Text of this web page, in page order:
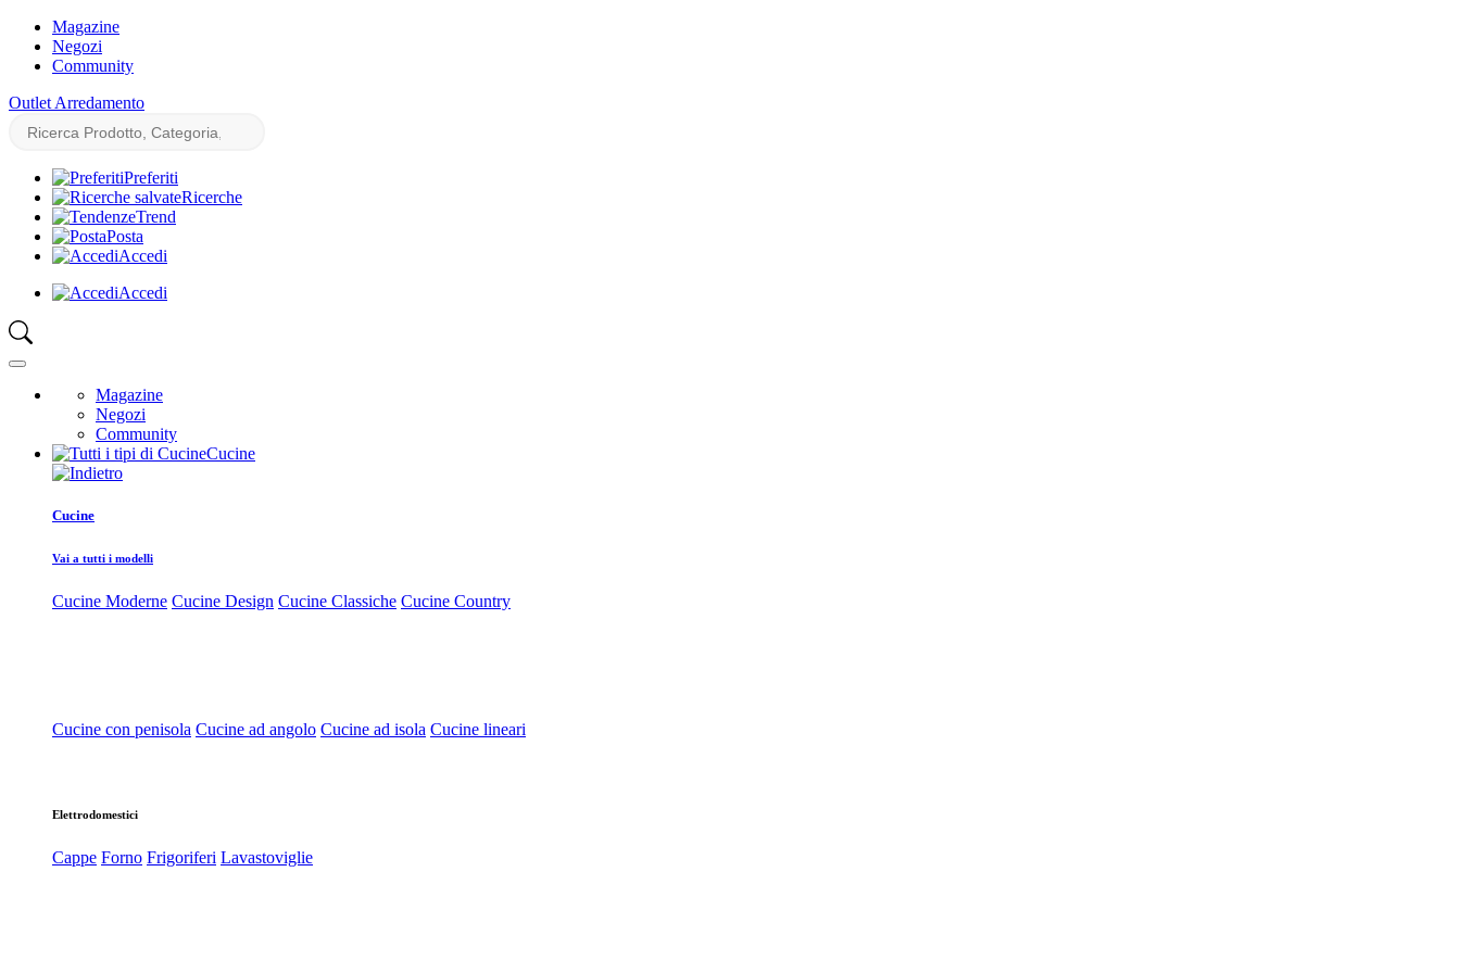
Magazine
Negozi
Community
Outlet Arredamento
Preferiti
Ricerche
Trend
Posta
Accedi
Accedi
Magazine
Negozi
Community
Cucine
Cucine
Vai a tutti i modelli
Cucine Moderne Cucine Design Cucine Classiche Cucine Country
Cucine con penisola Cucine ad angolo Cucine ad isola Cucine lineari
Elettrodomestici
Cappe Forno Frigoriferi Lavastoviglie